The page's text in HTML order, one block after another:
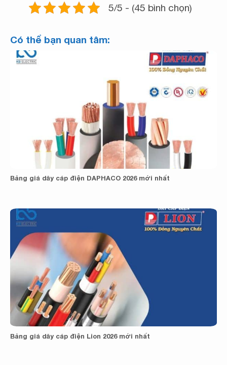
5/5 - (45 bình chọn)
Có thể bạn quan tâm:
Bảng giá dây cáp điện DAPHACO 2026 mới nhất
Bảng giá dây cáp điện Lion 2026 mới nhất